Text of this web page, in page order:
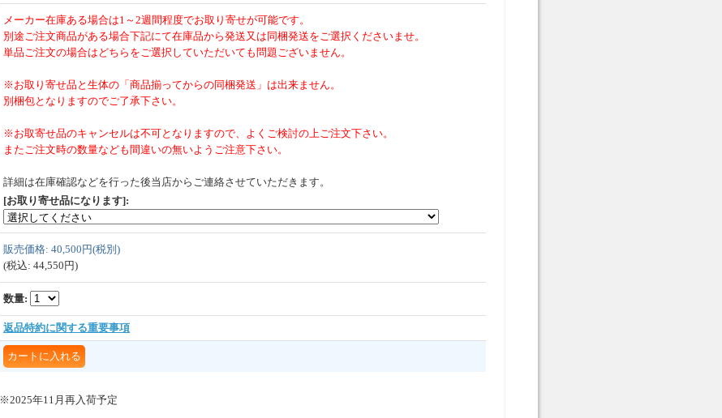
メーカー在庫ある場合は1～2週間程度でお取り寄せが可能です。
別途ご注文商品がある場合下記にて在庫品から発送又は同梱発送をご選択くださいませ。
単品ご注文の場合はどちらをご選択していただいても問題ございません。
※お取り寄せ品と生体の「商品揃ってからの同梱発送」は出来ません。
別梱包となりますのでご了承下さい。
※お取寄せ品のキャンセルは不可となりますので、よくご検討の上ご注文下さい。
またご注文時の数量なども間違いの無いようご注意下さい。
詳細は在庫確認などを行った後当店からご連絡させていただきます。
[お取り寄せ品になります]:
販売価格: 40,500円(税別)
(税込: 44,550円)
数量:
返品特約に関する重要事項
※2025年11月再入荷予定